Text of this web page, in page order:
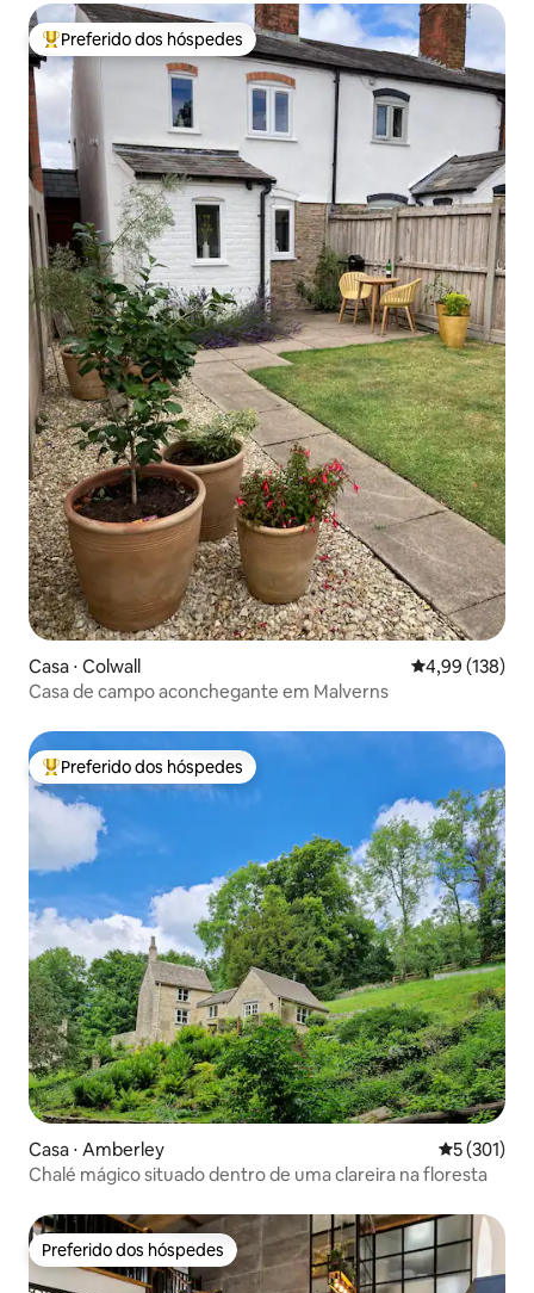
Entre os melhores preferidos dos hóspedes
Preferido dos hóspedes
Casa ⋅ Colwall 4,99 de uma
4,99 (138)
Casa de campo aconchegante em Malverns
Entre os melhores preferidos dos hóspedes
Preferido dos hóspedes
Casa ⋅ Amberley 5 de uma
5 (301)
Chalé mágico situado dentro de uma clareira na floresta
Preferido dos hóspedes
Preferido dos hóspedes